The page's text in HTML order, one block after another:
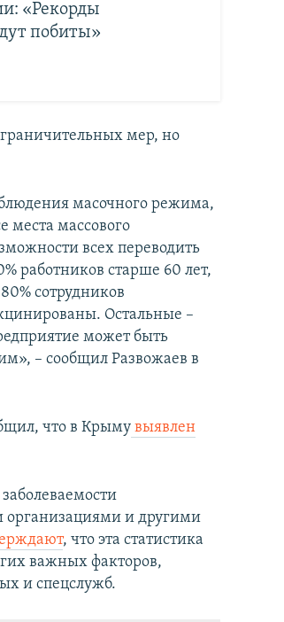
«Рекорды
побиты»
мер, но
масочного режима,
места массового
всех переводить
работников старше 60 лет,
сотрудников
Остальные –
может быть
– сообщил Развожаев в
что в Крыму выявлен
и другими
, что эта статистика
важных факторов,
и спецслужб.